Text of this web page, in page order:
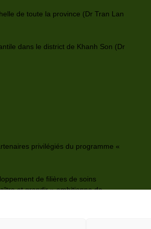
de toute la province (Dr Tran Lan
dans le district de Khanh Son (Dr
privilégiés du programme «
de filières de soins
et grandir » ambitionne de
dans une province en pleine
en matière de management